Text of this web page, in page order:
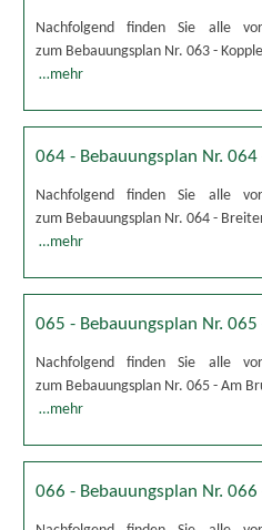
Nachfolgend finden Sie alle
zum Bebauungsplan Nr. 063 -
…mehr
064 - Bebauungsplan Nr.
Nachfolgend finden Sie alle
zum Bebauungsplan Nr. 064 -
…mehr
065 - Bebauungsplan Nr.
Nachfolgend finden Sie alle
zum Bebauungsplan Nr. 065 - Am
…mehr
066 - Bebauungsplan Nr. 066